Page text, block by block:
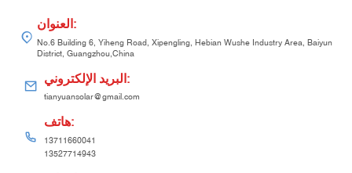
العنوان :
No.6 Building 6, Yiheng Road, Xipengling, Hebian Wushe Industry Area, Baiyun
District, Guangzhou,China
البريد الإلكتروني :
tianyuansolar@gmail.com
هاتف:
13711660041
13527714943